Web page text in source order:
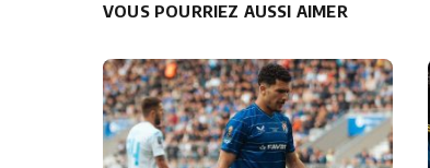
VOUS POURRIEZ AUSSI AIMER